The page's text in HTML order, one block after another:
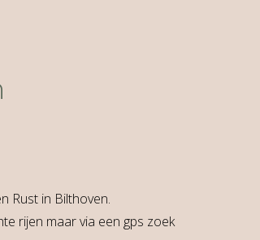
Rust in Bilthoven.
rijen maar via een gps zoek